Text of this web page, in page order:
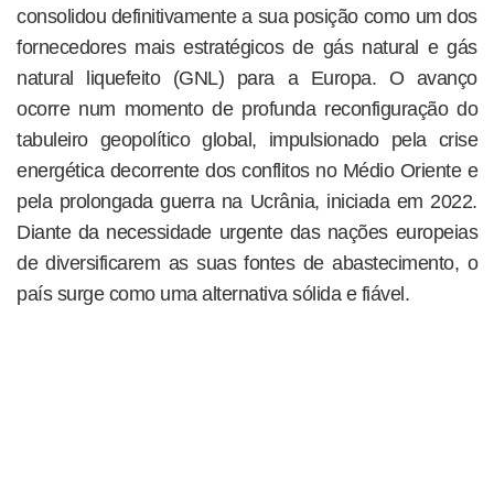
consolidou definitivamente a sua posição como um dos
fornecedores mais estratégicos de gás natural e gás
natural liquefeito (GNL) para a Europa. O avanço
ocorre num momento de profunda reconfiguração do
tabuleiro geopolítico global, impulsionado pela crise
energética decorrente dos conflitos no Médio Oriente e
pela prolongada guerra na Ucrânia, iniciada em 2022.
Diante da necessidade urgente das nações europeias
de diversificarem as suas fontes de abastecimento, o
país surge como uma alternativa sólida e fiável.